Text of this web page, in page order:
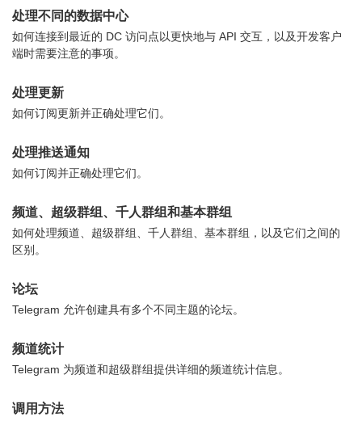
处理不同的数据中心
如何连接到最近的 DC 访问点以更快地与 API 交互，以及开发客户
端时需要注意的事项。
处理更新
如何订阅更新并正确处理它们。
处理推送通知
如何订阅并正确处理它们。
频道、超级群组、千人群组和基本群组
如何处理频道、超级群组、千人群组、基本群组，以及它们之间的
区别。
论坛
Telegram 允许创建具有多个不同主题的论坛。
频道统计
Telegram 为频道和超级群组提供详细的频道统计信息。
调用方法